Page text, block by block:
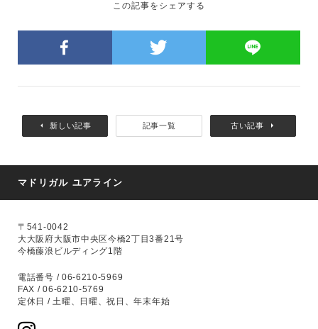
この記事をシェアする
新しい記事 記事一覧 古い記事
マドリガル ユアライン
〒541-0042
大大阪府大阪市中央区今橋2丁目3番21号
今橋藤浪ビルディング1階
電話番号 / 06-6210-5969
FAX / 06-6210-5769
定休日 / 土曜、日曜、祝日、年末年始